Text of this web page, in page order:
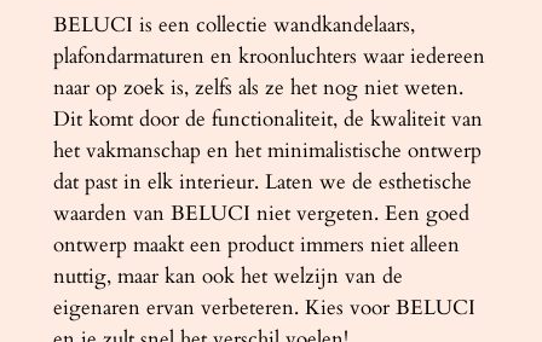
U
C
I
1
w
i
t
a
a
n
t
BELUCI is een collectie wandkandelaars,
plafondarmaturen en kroonluchters waar iedereen
naar op zoek is, zelfs als ze het nog niet weten.
Dit komt door de functionaliteit, de kwaliteit van
het vakmanschap en het minimalistische ontwerp
dat past in elk interieur. Laten we de esthetische
waarden van BELUCI niet vergeten. Een goed
ontwerp maakt een product immers niet alleen
nuttig, maar kan ook het welzijn van de
eigenaren ervan verbeteren. Kies voor BELUCI